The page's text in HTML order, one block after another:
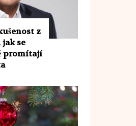
z
se
promítají